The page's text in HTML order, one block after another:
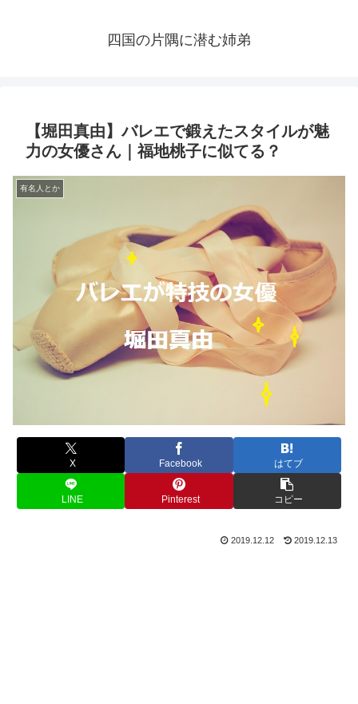
四国の片隅に潜む姉弟
【堀田真由】バレエで鍛えたスタイルが魅
力の女優さん｜福地桃子に似てる？
有名人とか
X Facebook はてブ
LINE Pinterest コピー
2019.12.12 2019.12.13